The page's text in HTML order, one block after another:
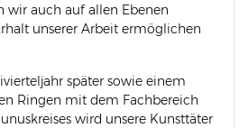
wir auch auf allen Ebenen
unserer Arbeit ermöglichen
später sowie einem
Ringen mit dem Fachbereich
wird unsere Kunsttäter